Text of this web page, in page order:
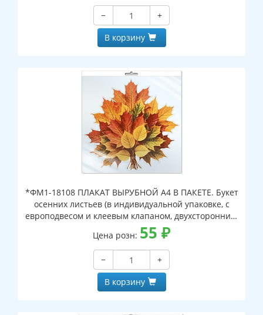
−
+
В корзину
*ФМ1-18108 ПЛАКАТ ВЫРУБНОЙ А4 В ПАКЕТЕ. Букет
осенних листьев (в индивидуальной упаковке, с
европодвесом и клеевым клапаном, двухсторонний,
ВД-лак)
Цена розн: 55 ₽
−
+
В корзину